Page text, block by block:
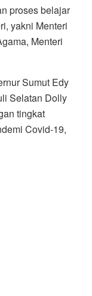
proses belajar
yakni Menteri
Menteri
Sumut Edy
Selatan Dolly
tingkat
Covid-19,